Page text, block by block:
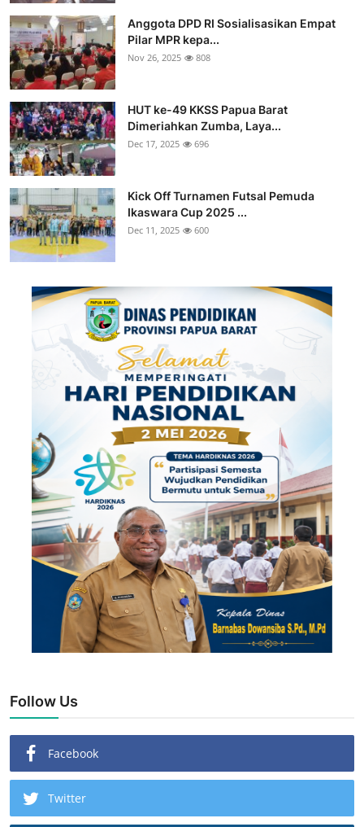
Anggota DPD RI Sosialisasikan Empat
Pilar MPR kepa...
Nov 26, 2025 808
HUT ke-49 KKSS Papua Barat
Dimeriahkan Zumba, Laya...
Dec 17, 2025 696
Kick Off Turnamen Futsal Pemuda
Ikaswara Cup 2025 ...
Dec 11, 2025 600
Follow Us
Facebook
Twitter